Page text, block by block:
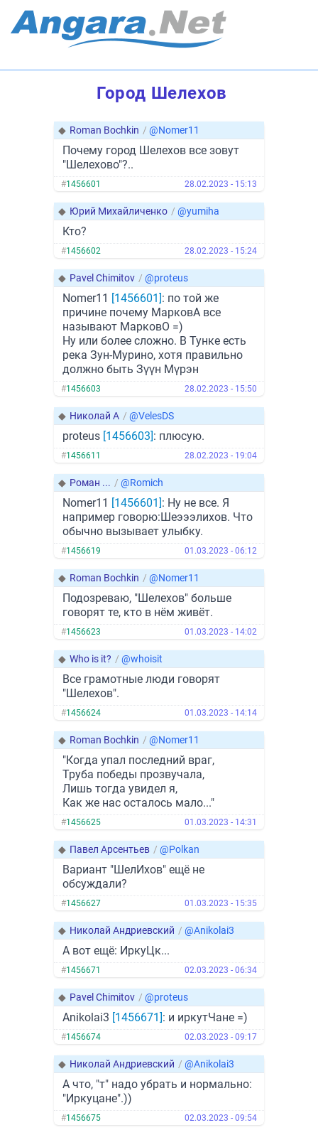
Город Шелехов
◆ Roman Bochkin / @Nomer11
Почему город Шелехов все зовут
"Шелехово"?..
#1456601 28.02.2023 - 15:13
◆ Юрий Михайличенко / @yumiha
Кто?
#1456602 28.02.2023 - 15:24
◆ Pavel Chimitov / @proteus
Nomer11 [1456601]: по той же
причине почему МарковА все
называют МарковО =)
Ну или более сложно. В Тунке есть
река Зун-Мурино, хотя правильно
должно быть Зүүн Мүрэн
#1456603 28.02.2023 - 15:50
◆ Николай А / @VelesDS
proteus [1456603]: плюсую.
#1456611 28.02.2023 - 19:04
◆ Роман ... / @Romich
Nomer11 [1456601]: Ну не все. Я
например говорю:Шеэээлихов. Что
обычно вызывает улыбку.
#1456619 01.03.2023 - 06:12
◆ Roman Bochkin / @Nomer11
Подозреваю, "Шелехов" больше
говорят те, кто в нём живёт.
#1456623 01.03.2023 - 14:02
◆ Who is it? / @whoisit
Все грамотные люди говорят
"Шелехов".
#1456624 01.03.2023 - 14:14
◆ Roman Bochkin / @Nomer11
"Когда упал последний враг,
Труба победы прозвучала,
Лишь тогда увидел я,
Как же нас осталось мало..."
#1456625 01.03.2023 - 14:31
◆ Павел Арсентьев / @Polkan
Вариант "ШелИхов" ещё не
обсуждали?
#1456627 01.03.2023 - 15:35
◆ Николай Андриевский / @Anikolai3
А вот ещё: ИркуЦк...
#1456671 02.03.2023 - 06:34
◆ Pavel Chimitov / @proteus
Anikolai3 [1456671]: и иркутЧане =)
#1456674 02.03.2023 - 09:17
◆ Николай Андриевский / @Anikolai3
А что, "т" надо убрать и нормально:
"Иркуцане".))
#1456675 02.03.2023 - 09:54